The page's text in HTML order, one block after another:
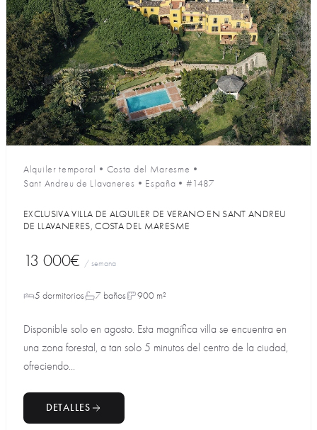
Alquiler temporal • Costa del Maresme •
Sant Andreu de Llavaneres • España •#1487
EXCLUSIVA VILLA DE ALQUILER DE VERANO EN SANT ANDREU
DE LLAVANERES, COSTA DEL MARESME
13 000€ / semana
5 dormitorios 7 baños 900 m²
Disponible solo en agosto. Esta magnífica villa se encuentra en
una zona forestal, a tan solo 5 minutos del centro de la ciudad,
ofreciendo...
DETALLES